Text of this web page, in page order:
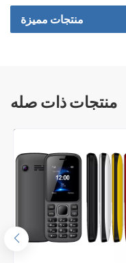
منتجات مميزة
منتجات ذات صله